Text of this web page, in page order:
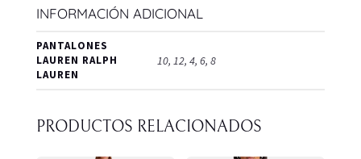
CANTIDAD
INFORMACIÓN ADICIONAL
PANTALONES
LAUREN RALPH
LAUREN
10, 12, 4, 6, 8
PRODUCTOS RELACIONADOS